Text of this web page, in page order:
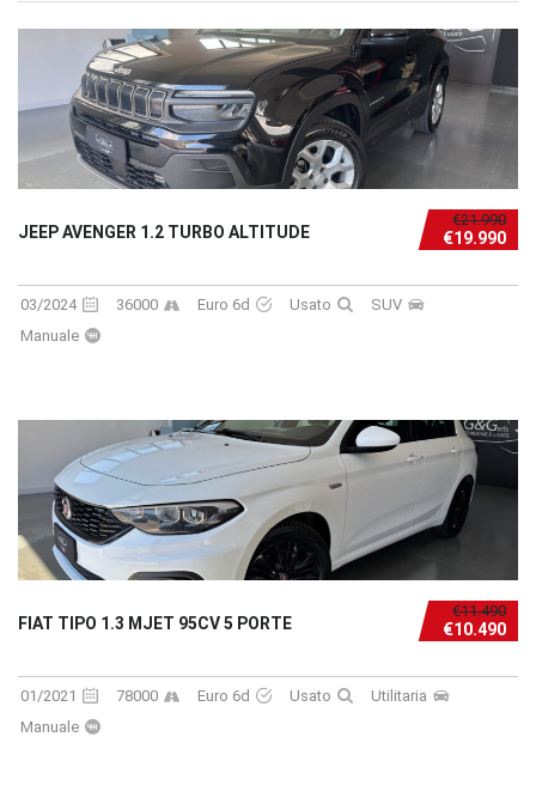
€21.990
€19.990
JEEP AVENGER 1.2 TURBO ALTITUDE
03/2024 36000 Euro 6d Usato
SUV
Manuale
€11.490
€10.490
FIAT TIPO 1.3 MJET 95CV 5 PORTE
01/2021 78000 Euro 6d Usato
Utilitaria
Manuale